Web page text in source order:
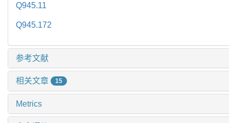
Q945.11
Q945.172
参考文献
相关文章 15
Metrics